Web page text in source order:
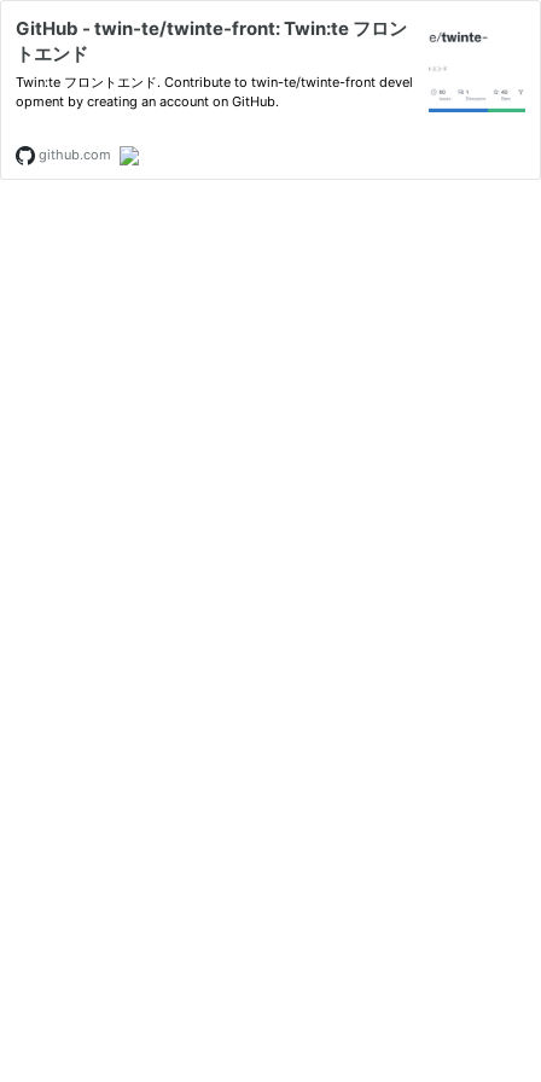
GitHub - twin-te/twinte-front: Twin:te フロン
トエンド
Twin:te フロントエンド. Contribute to twin-te/twinte-front devel
opment by creating an account on GitHub.
github.com